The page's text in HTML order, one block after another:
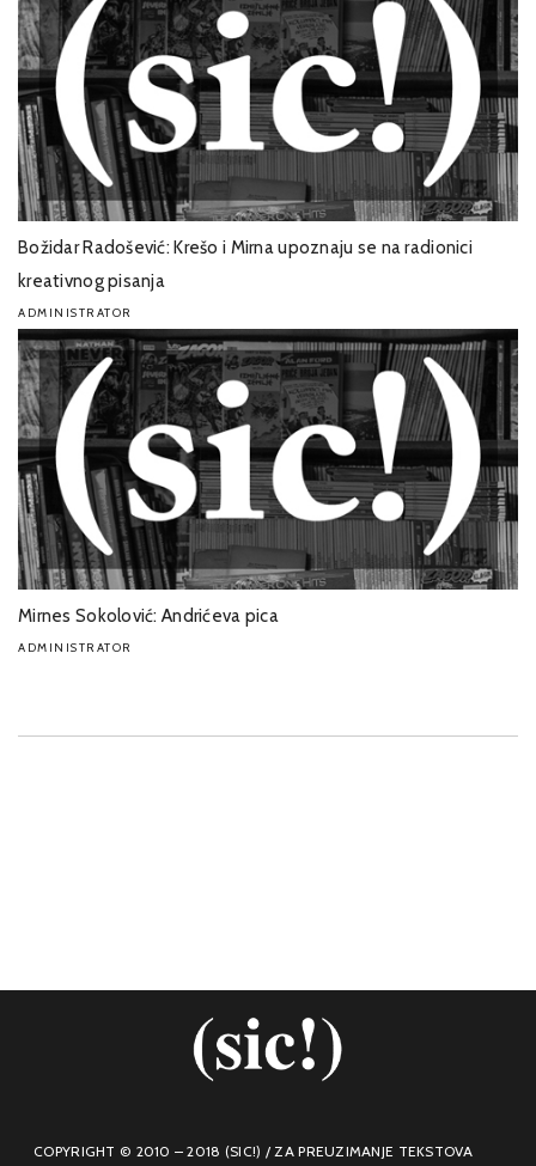
Božidar Radošević: Krešo i Mirna upoznaju se na radionici
kreativnog pisanja
ADMINISTRATOR
Mirnes Sokolović: Andrićeva pica
ADMINISTRATOR
COPYRIGHT © 2010 – 2018 (SIC!) / ZA PREUZIMANJE TEKSTOVA